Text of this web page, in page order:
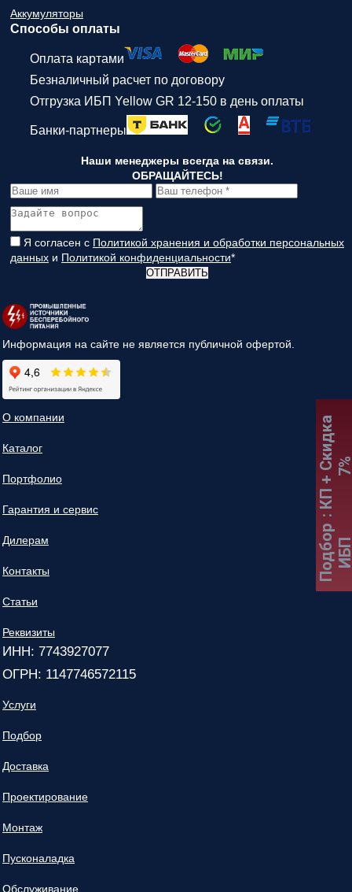
Аккумуляторы
Способы оплаты
Оплата картами
Безналичный расчет по договору
Отгрузка ИБП Yellow GR 12-150 в день оплаты
Банки-партнеры
Наши менеджеры всегда на связи.
ОБРАЩАЙТЕСЬ!
Я согласен с Политикой хранения и обработки персональных
данных и Политикой конфиденциальности*
ОТПРАВИТЬ
Информация на сайте не является публичной офертой.
О компании
Каталог
Портфолио
Гарантия и сервис
Дилерам
Контакты
Статьи
Реквизиты
ИНН: 7743927077
ОГРН: 1147746572115
Услуги
Подбор
Доставка
Проектирование
Монтаж
Пусконаладка
Обслуживание
Подбор
:
К
П
+
С
к
и
д
к
а
7